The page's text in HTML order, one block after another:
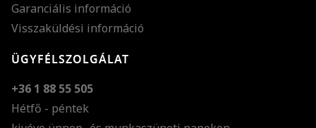
Garanciális információ
Visszaküldési információ
ÜGYFÉLSZOLGÁLAT
+36 1 88 55 505
Hétfő - péntek